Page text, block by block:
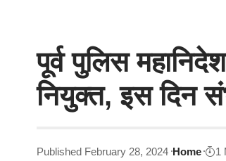
पूर्व पुलिस
नियुक्त, इस दिन
Published February 28, 2024 Home 1